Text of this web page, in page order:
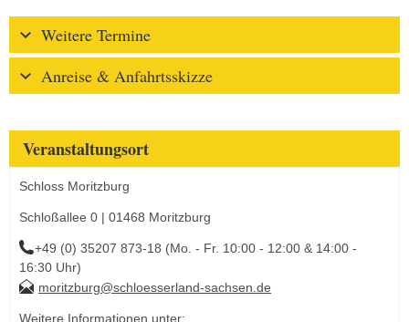
Weitere Termine
Anreise & Anfahrtsskizze
Veranstaltungsort
Schloss Moritzburg
Schloßallee 0 | 01468 Moritzburg
+49 (0) 35207 873-18 (Mo. - Fr. 10:00 - 12:00 & 14:00 -
16:30 Uhr)
moritzburg@schloesserland-sachsen.de
Weitere Informationen unter: